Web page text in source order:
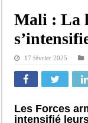
Mali : La
17 février 2025
Les Forces
intensifié